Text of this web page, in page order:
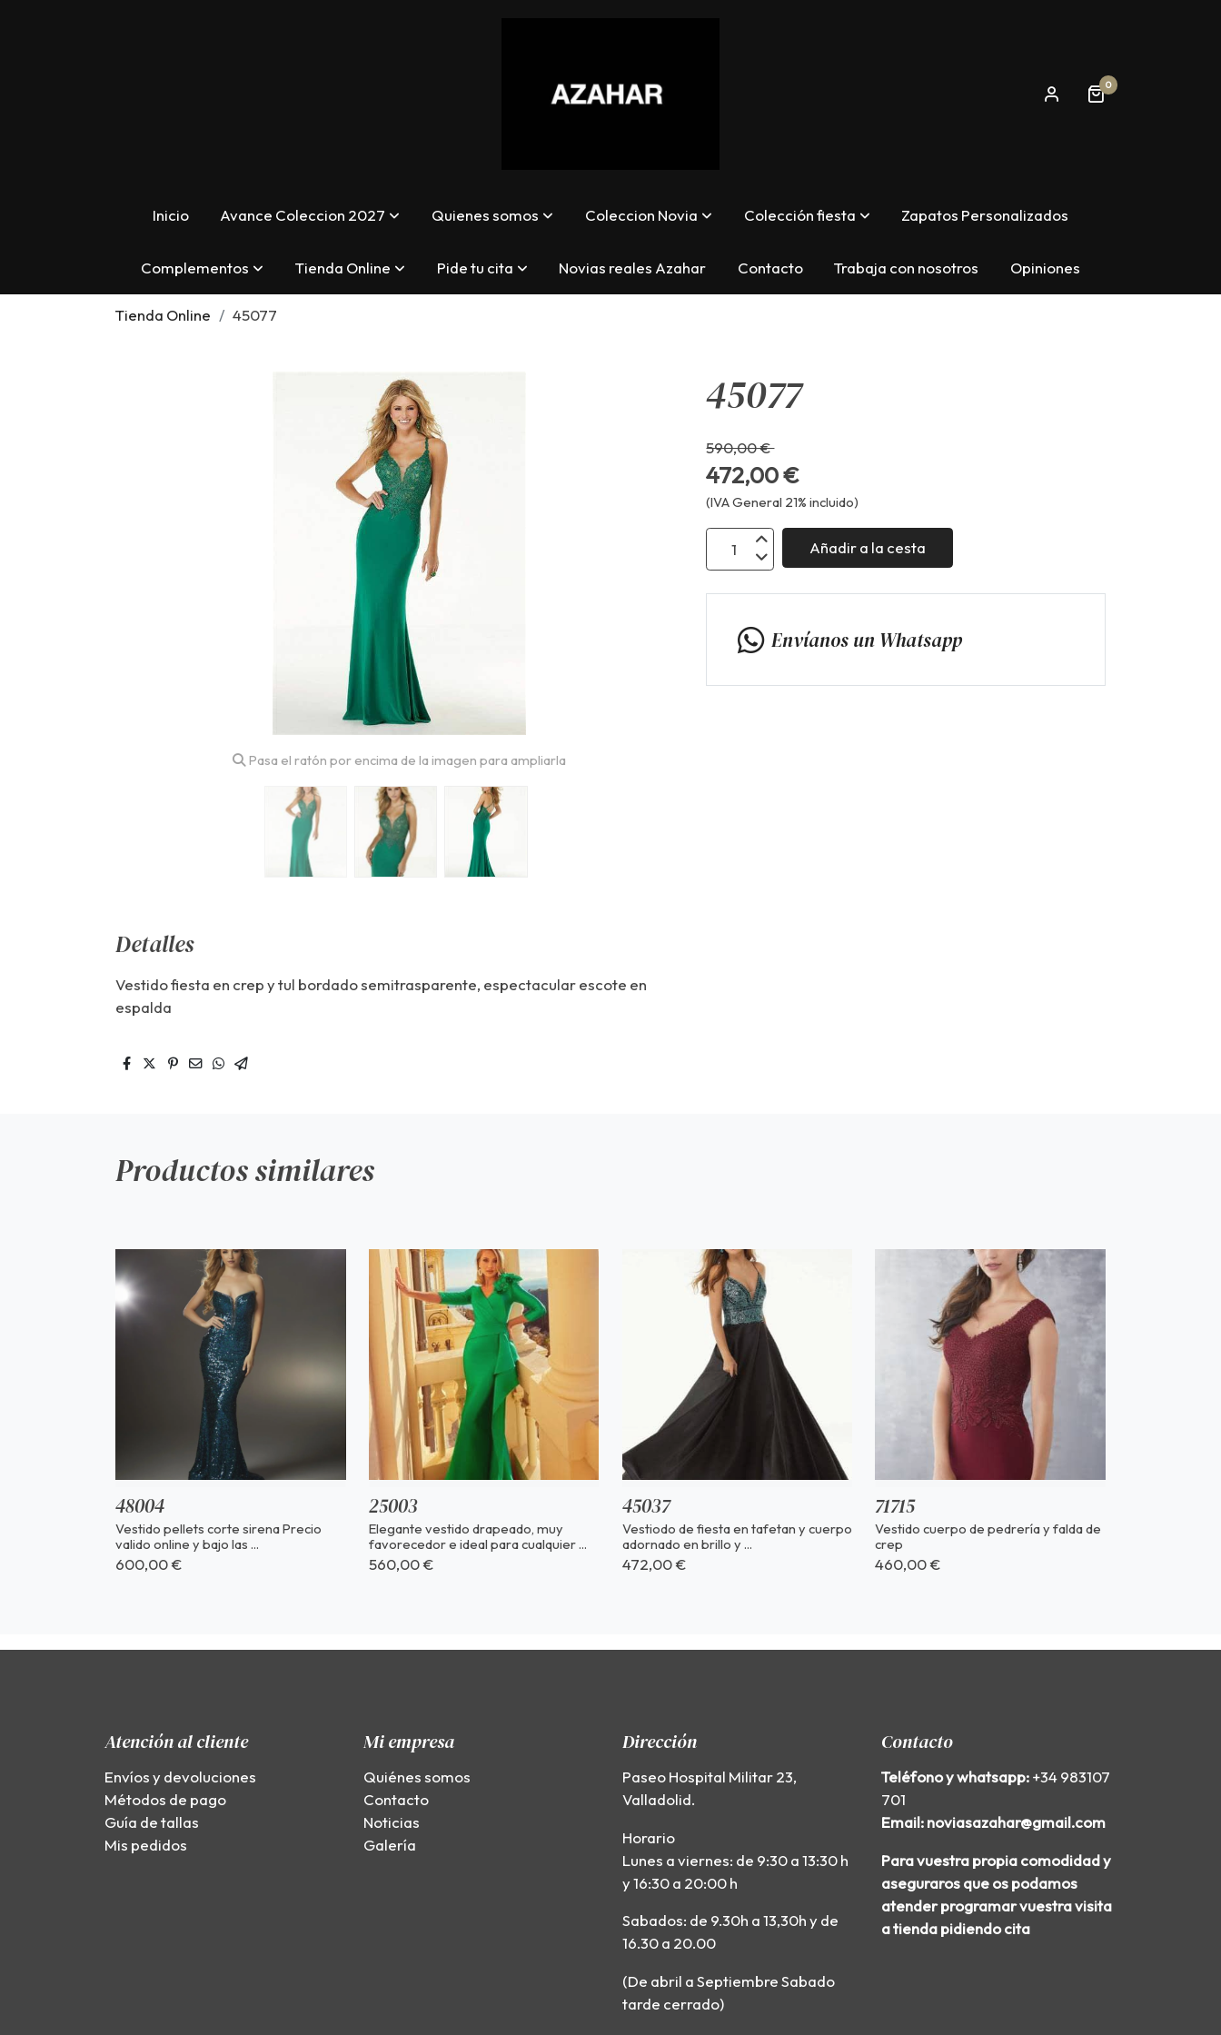
0
Inicio Avance Coleccion 2027 Quienes somos Coleccion Novia Colección fiesta Zapatos Personalizados
Complementos Tienda Online Pide tu cita Novias reales Azahar Contacto Trabaja con nosotros Opiniones
Tienda Online 45077
Pasa el ratón por encima de la imagen para ampliarla
Detalles
Vestido fiesta en crep y tul bordado semitrasparente, espectacular escote en
espalda
45077
590,00 €
472,00 €
(IVA General 21% incluido)
Añadir a la cesta
Envíanos un Whatsapp
Productos similares
48004
Vestido pellets corte sirena Precio
valido online y bajo las ...
600,00 €
25003
Elegante vestido drapeado, muy
favorecedor e ideal para cualquier ...
560,00 €
45037
Vestiodo de fiesta en tafetan y cuerpo
adornado en brillo y ...
472,00 €
71715
Vestido cuerpo de pedrería y falda de
crep
460,00 €
Atención al cliente
Envíos y devoluciones
Métodos de pago
Guía de tallas
Mis pedidos
Mi empresa
Quiénes somos
Contacto
Noticias
Galería
Dirección
Paseo Hospital Militar 23,
Valladolid.
Horario
Lunes a viernes: de 9:30 a 13:30 h
y 16:30 a 20:00 h
Sabados: de 9.30h a 13,30h y de
16.30 a 20.00
(De abril a Septiembre Sabado
tarde cerrado)
Contacto
Teléfono y whatsapp:+34 983107
701
Email: noviasazahar@gmail.com
Para vuestra propia comodidad y
aseguraros que os podamos
atender programar vuestra visita
a tienda pidiendo cita